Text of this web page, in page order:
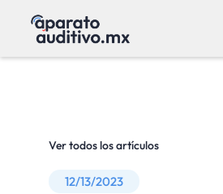
Ver todos los artículos
12/13/2023